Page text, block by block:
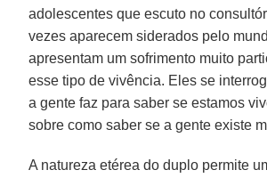
adolescentes que escuto no
vezes aparecem siderados pelo
apresentam um sofrimento muito
esse tipo de vivência. Eles se
a gente faz para saber se estamos
sobre como saber se a gente existe
A natureza etérea do duplo permite